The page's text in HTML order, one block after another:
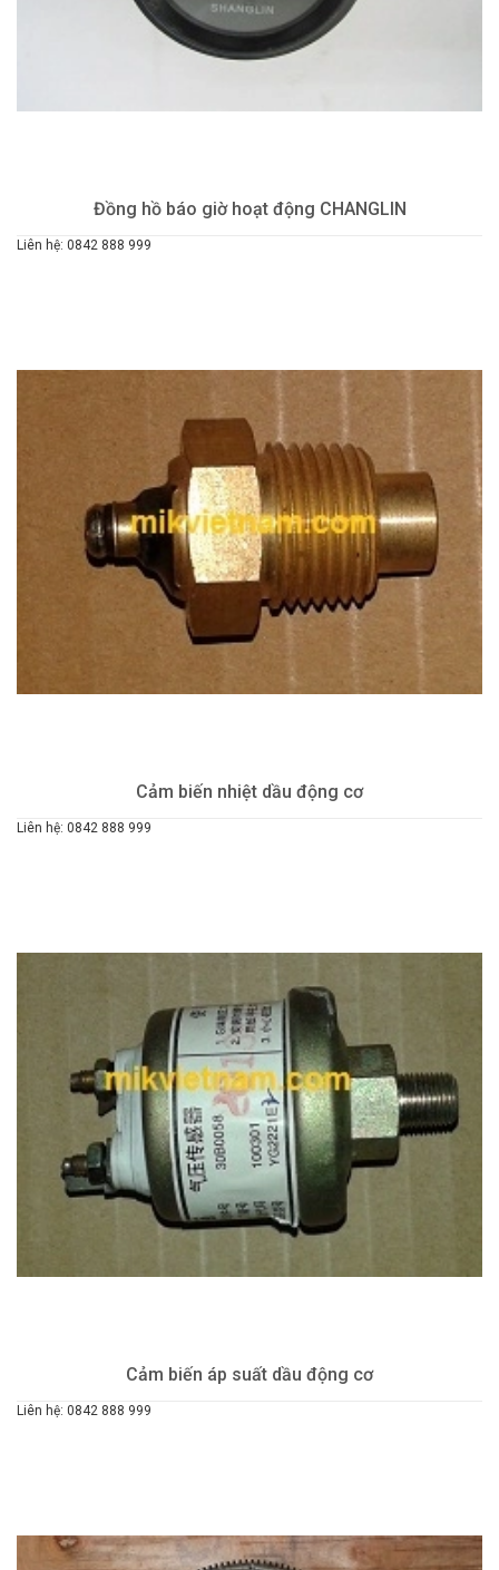
Đồng hồ báo giờ hoạt động CHANGLIN
Liên hệ: 0842 888 999
Cảm biến nhiệt dầu động cơ
Liên hệ: 0842 888 999
Cảm biến áp suất dầu động cơ
Liên hệ: 0842 888 999